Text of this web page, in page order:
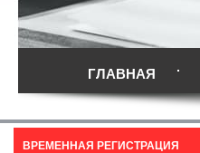
ГЛАВНАЯ
ВРЕМЕННАЯ РЕГИСТРАЦИЯ